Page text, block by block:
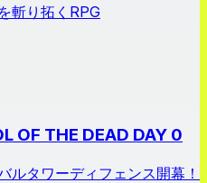
斬り拓くRPG
OF THE DEAD DAY 0
ルタワーディフェンス開幕！